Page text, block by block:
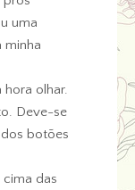
uma
minha
olhar.
Deve-se
botões
das